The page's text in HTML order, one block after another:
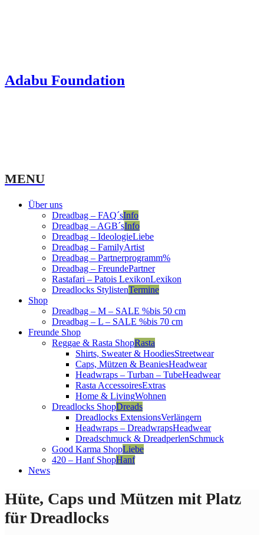
Adabu Foundation
MENU
Über uns
Dreadbag – FAQ´sInfo
Dreadbag – AGB´sInfo
Dreadbag – IdeologieLiebe
Dreadbag – FamilyArtist
Dreadbag – Partnerprogramm%
Dreadbag – FreundePartner
Rastafari – Patois LexikonLexikon
Dreadlocks StylistenTermine
Shop
Dreadbag – M – SALE %bis 50 cm
Dreadbag – L – SALE %bis 70 cm
Freunde Shop
Reggae & Rasta ShopRasta
Shirts, Sweater & HoodiesStreetwear
Caps, Mützen & BeaniesHeadwear
Headwraps – Turban – TubeHeadwear
Rasta AccessoiresExtras
Home & LivingWohnen
Dreadlocks ShopDreads
Dreadlocks ExtensionsVerlängern
Headwraps – DreadwrapsHeadwear
Dreadschmuck & DreadperlenSchmuck
Good Karma ShopLiebe
420 – Hanf ShopHanf
News
Hüte, Caps und Mützen mit Platz
für Dreadlocks